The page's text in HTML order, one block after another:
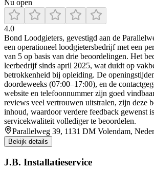
Nu open
4.0
Bond Loodgieters, gevestigd aan de
een operationeel loodgietersbedrijf met een
van 5 op basis van drie beoordelingen. Het
leerbedrijf sinds april 2025, wat duidt op
betrokkenheid bij opleiding. De
doordeweeks (07:00–17:00), en de
website en telefoonnummer zijn goed
reviews veel vertrouwen uitstralen, zijn deze
inhoud, waardoor verdere feedback gewenst
servicekwaliteit vollediger te beoordelen.
Parallelweg 39, 1131 DM Volendam,
Bekijk details
J.B. Installatieservice